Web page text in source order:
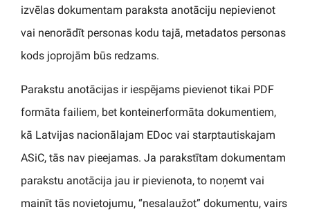
izvēlas dokumentam paraksta anotāciju nepievienot
vai nenorādīt personas kodu tajā, metadatos personas
kods joprojām būs redzams.
Parakstu anotācijas ir iespējams pievienot tikai PDF
formāta failiem, bet konteinerformāta dokumentiem,
kā Latvijas nacionālajam EDoc vai starptautiskajam
ASiC, tās nav pieejamas. Ja parakstītam dokumentam
parakstu anotācija jau ir pievienota, to noņemt vai
mainīt tās novietojumu, “nesalaužot” dokumentu, vairs